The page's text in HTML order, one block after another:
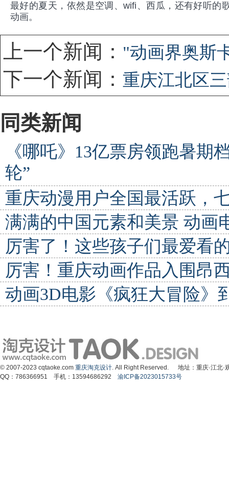
最好的夏天，依然是空调、wifi、西瓜，还有好听的
动画。
上一个新闻： "动画界奥斯
下一个新闻： 重庆江北区
同类新闻
《哪吒》13亿票房领跑暑期
轮”
重庆动漫用户全国最活跃，
满满的中国元素和美景 动画
厉害了！这些孩子们最爱看
厉害！重庆动画作品入围昂
动画3D电影《疯狂大冒险》
© 2007-2023 cqtaoke.com 重庆淘克设计. All Right Reserved. 地址：重庆·江
QQ：786366951 手机：13594686292 渝ICP备2023015733号